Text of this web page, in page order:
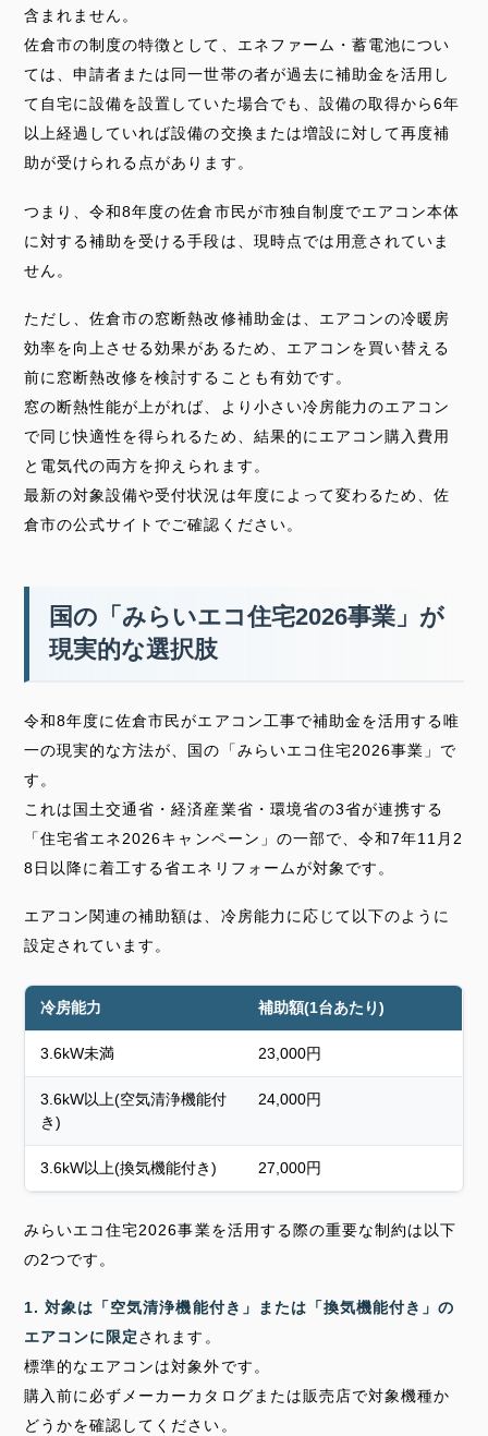
含まれません。
佐倉市の制度の特徴として、エネファーム・蓄電池につい
ては、申請者または同一世帯の者が過去に補助金を活用し
て自宅に設備を設置していた場合でも、設備の取得から6年
以上経過していれば設備の交換または増設に対して再度補
助が受けられる点があります。
つまり、令和8年度の佐倉市民が市独自制度でエアコン本体
に対する補助を受ける手段は、現時点では用意されていま
せん。
ただし、佐倉市の窓断熱改修補助金は、エアコンの冷暖房
効率を向上させる効果があるため、エアコンを買い替える
前に窓断熱改修を検討することも有効です。
窓の断熱性能が上がれば、より小さい冷房能力のエアコン
で同じ快適性を得られるため、結果的にエアコン購入費用
と電気代の両方を抑えられます。
最新の対象設備や受付状況は年度によって変わるため、佐
倉市の公式サイトでご確認ください。
国の「みらいエコ住宅2026事業」が
現実的な選択肢
令和8年度に佐倉市民がエアコン工事で補助金を活用する唯
一の現実的な方法が、国の「みらいエコ住宅2026事業」で
す。
これは国土交通省・経済産業省・環境省の3省が連携する
「住宅省エネ2026キャンペーン」の一部で、令和7年11月2
8日以降に着工する省エネリフォームが対象です。
エアコン関連の補助額は、冷房能力に応じて以下のように
設定されています。
冷房能力 補助額(1台あたり)
3.6kW未満 23,000円
3.6kW以上(空気清浄機能付
き)
24,000円
3.6kW以上(換気機能付き) 27,000円
みらいエコ住宅2026事業を活用する際の重要な制約は以下
の2つです。
1. 対象は「空気清浄機能付き」または「換気機能付き」の
エアコンに限定されます。
標準的なエアコンは対象外です。
購入前に必ずメーカーカタログまたは販売店で対象機種か
どうかを確認してください。